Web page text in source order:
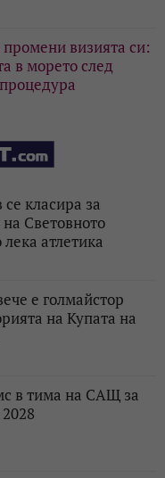
визията си:
в морето след
класира за
Световното
атлетика
е голмайстор
на Купата на
в тима на САЩ за